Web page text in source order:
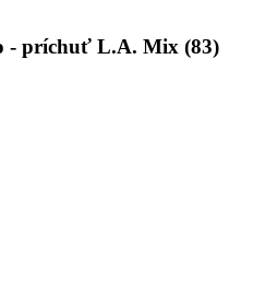
- príchuť L.A. Mix (83)